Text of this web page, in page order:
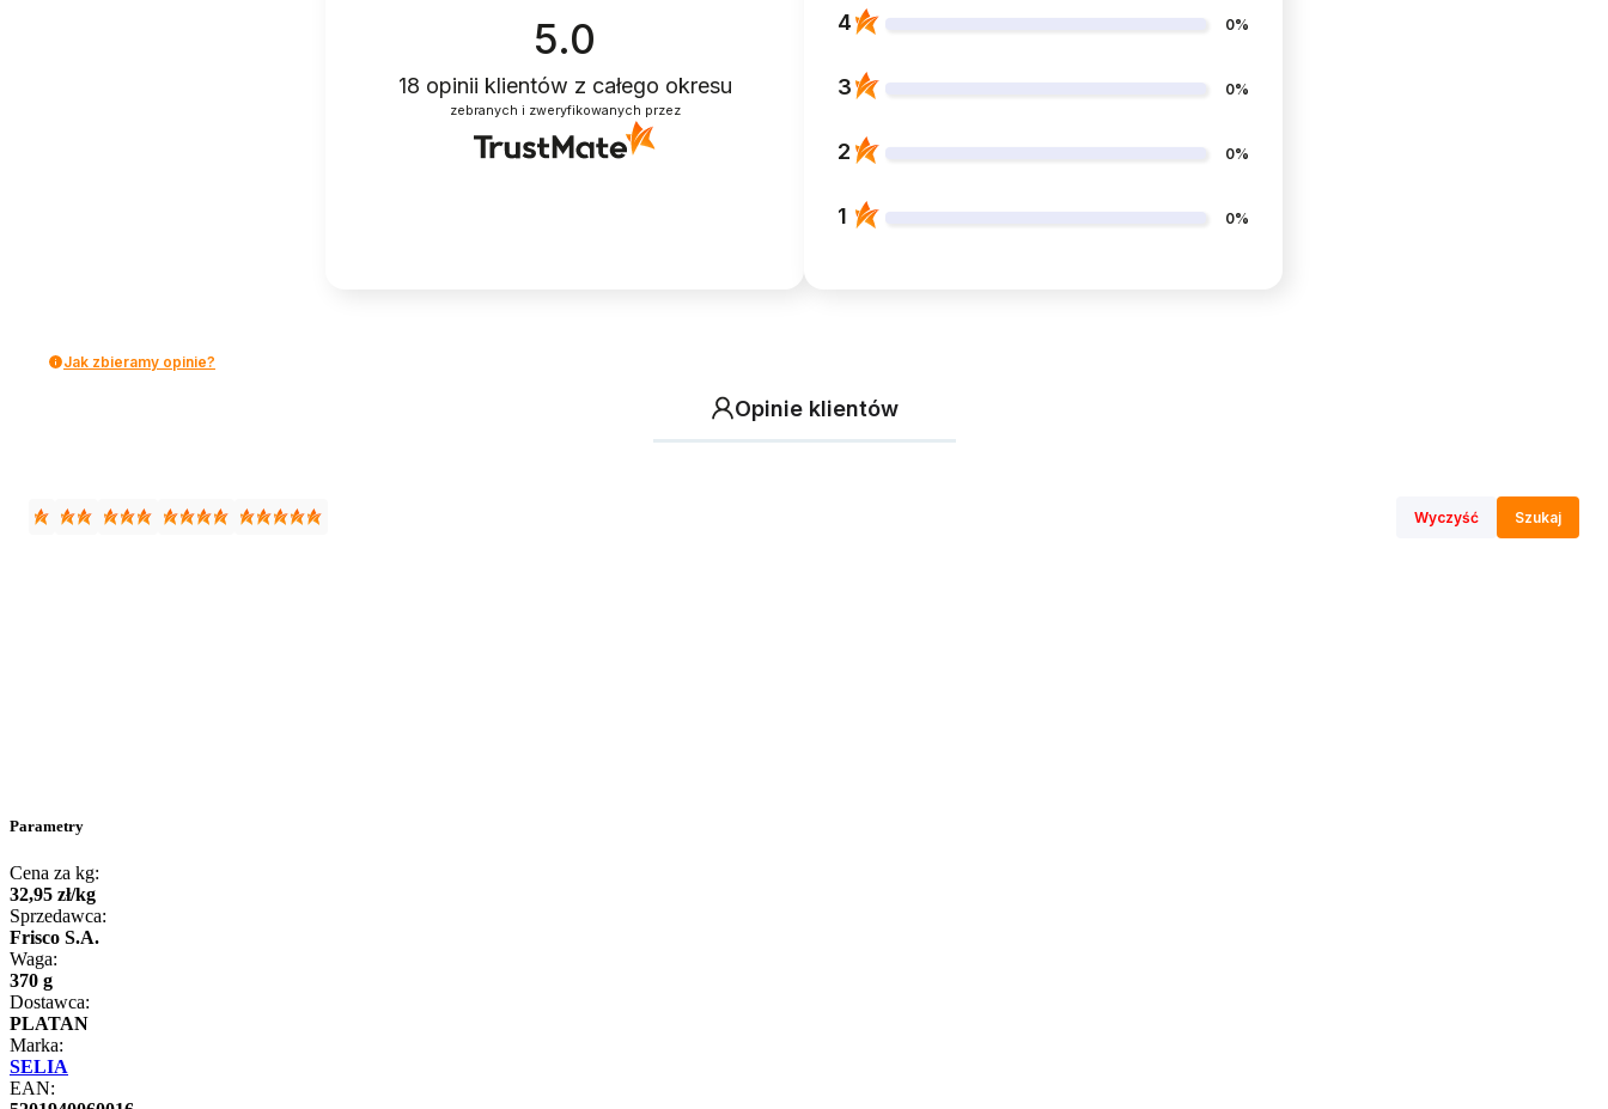
5.0
18 opinii klientów z całego okresu
zebranych i zweryfikowanych przez
4 0%
3 0%
2 0%
1 0%
Jak zbieramy opinie?
Opinie klientów
Wyczyść Szukaj
Parametry
Cena za kg:
32,95 zł/kg
Sprzedawca:
Frisco S.A.
Waga:
370 g
Dostawca:
PLATAN
Marka:
SELIA
EAN: